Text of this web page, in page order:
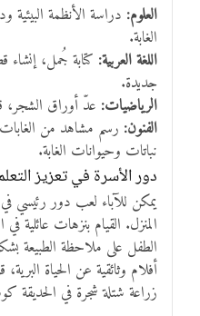
العلوم: دراسة الأنظمة البيئية
الغابة.
اللغة العربية: كتابة جُمل،
جديدة.
الرياضيات: عدّ أوراق الشجر،
الفنون: رسم مشاهد من
نباتات وحيوانات الغابة.
دور الأسرة في تعزيز
يمكن للآباء لعب دور رئيسي
المنزل. القيام بنزهات عائلية في
الطفل على ملاحظة الطبيعة
أفلام وثائقية عن الحياة
زراعة شتلة شجرة في الحديقة